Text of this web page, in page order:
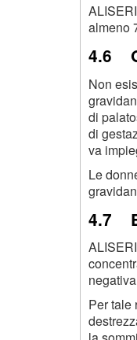
almeno
4.6
Non
di
di
va
Le
4.7
Per tale